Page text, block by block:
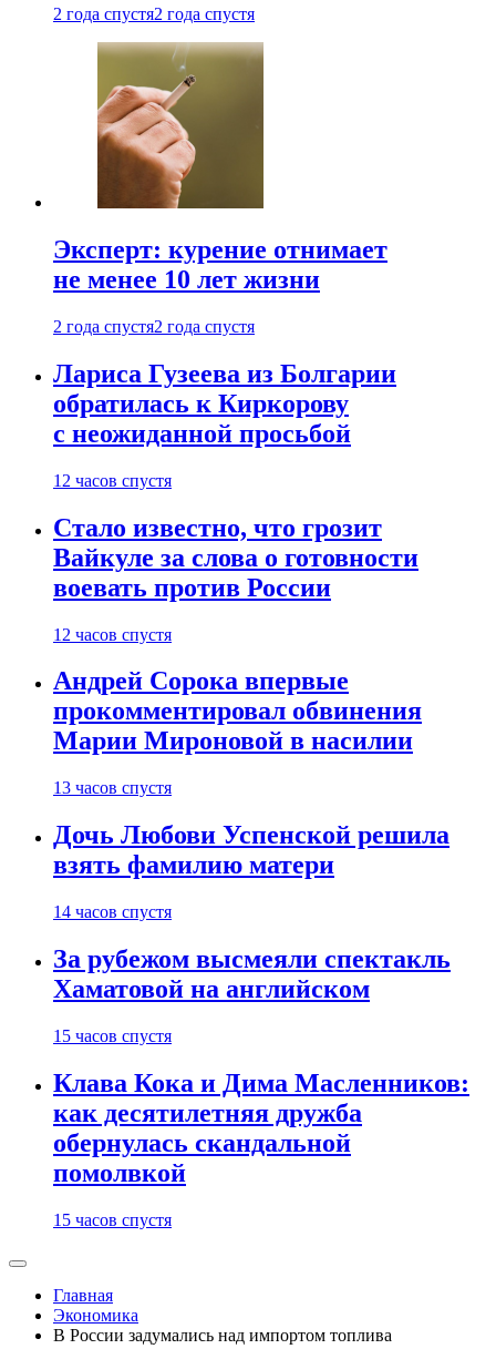
2 года спустя2 года спустя
Эксперт: курение отнимает
не менее 10 лет жизни
2 года спустя2 года спустя
Лариса Гузеева из Болгарии
обратилась к Киркорову
с неожиданной просьбой
12 часов спустя
Стало известно, что грозит
Вайкуле за слова о готовности
воевать против России
12 часов спустя
Андрей Сорока впервые
прокомментировал обвинения
Марии Мироновой в насилии
13 часов спустя
Дочь Любови Успенской решила
взять фамилию матери
14 часов спустя
За рубежом высмеяли спектакль
Хаматовой на английском
15 часов спустя
Клава Кока и Дима Масленников:
как десятилетняя дружба
обернулась скандальной
помолвкой
15 часов спустя
Главная
Экономика
В России задумались над импортом топлива